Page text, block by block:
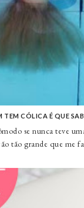
TEM CÓLICA É QUE
se nunca teve
tão grande que me